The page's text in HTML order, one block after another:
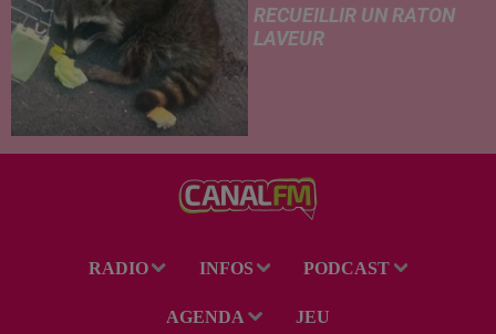
RECUEILLIR UN RATON
LAVEUR
de lui porter secours part...
RADIO INFOS PODCAST
AGENDA JEU